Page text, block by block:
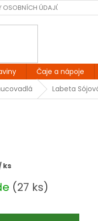
OSOBNÍCH ÚDAJŮ
Čaje a nápoje
Labeta
ks
(27 ks)